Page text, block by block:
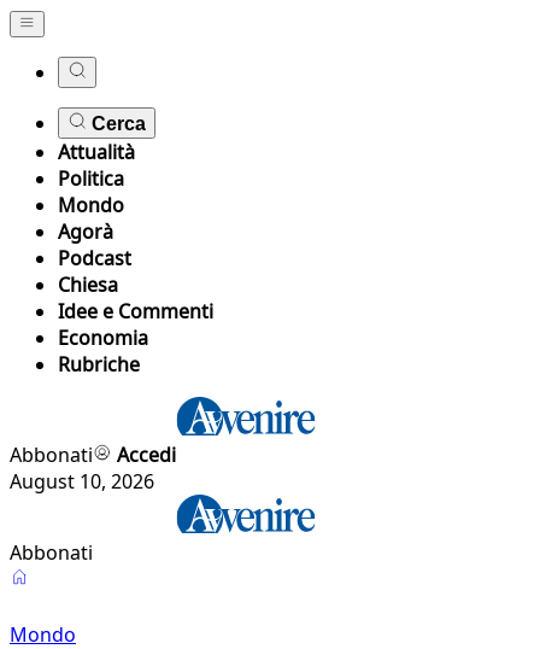
Cerca
Attualità
Politica
Mondo
Agorà
Podcast
Chiesa
Idee e Commenti
Economia
Rubriche
Abbonati
Accedi
August 10, 2026
Abbonati
Mondo